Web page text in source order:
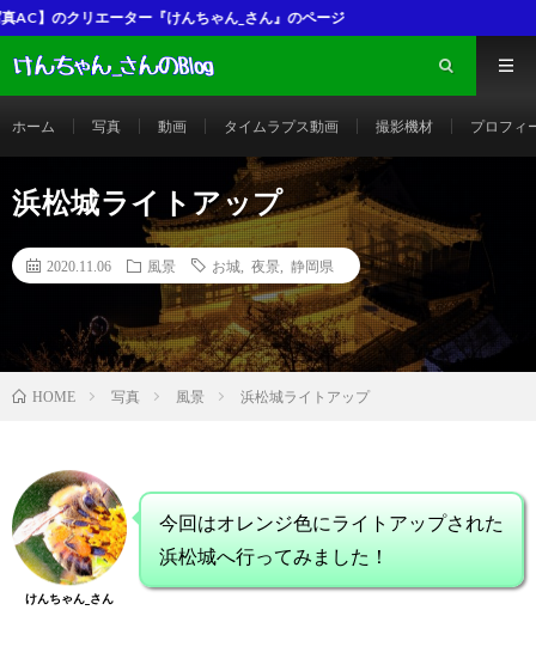
ちゃん_さん』のページ
ホーム 写真 動画 タイムラプス動画 撮影機材 プロフィ
浜松城ライトアップ
2020.11.06 風景 お城 夜景 静岡県
HOME 写真 風景 浜松城ライトアップ
けんちゃん_さん
今回はオレンジ色にライトアップされた
浜松城へ行ってみました！